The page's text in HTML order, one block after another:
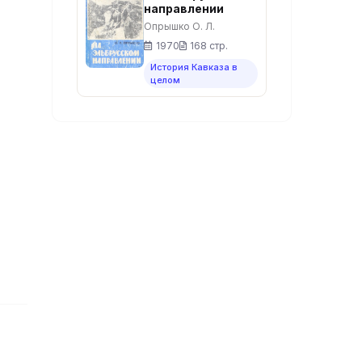
направлении
Опрышко О. Л.
1970
168 стр.
История Кавказа в
целом